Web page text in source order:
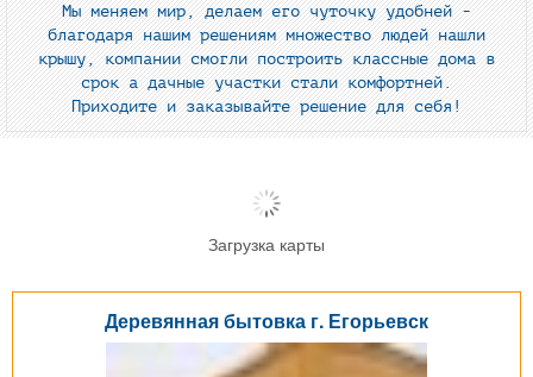
Мы меняем мир, делаем его чуточку удобней -
благодаря нашим решениям множество людей нашли
крышу, компании смогли построить классные дома в
срок а дачные участки стали комфортней.
Приходите и заказывайте решение для себя!
Загрузка карты
Деревянная бытовка г. Егорьевск